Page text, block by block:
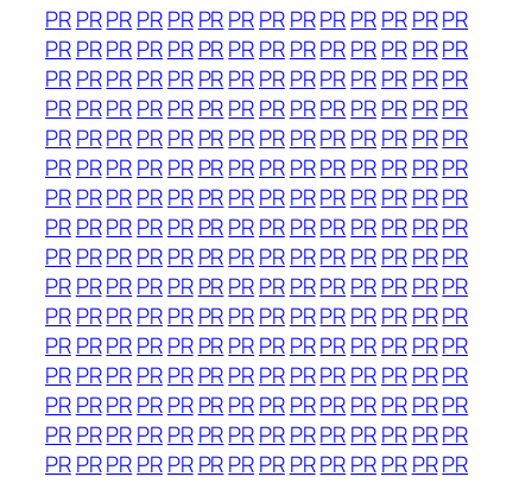
PRPRPRPRPR PRPRPRPRPRPRPR PRPR
PRPRPRPRPR PRPRPRPRPRPRPR PRPR
PRPRPRPRPR PRPRPRPRPRPRPR PRPR
PRPRPRPRPR PRPRPRPRPRPRPR PRPR
PRPRPRPRPR PRPRPRPRPRPRPR PRPR
PRPRPRPRPR PRPRPRPRPRPRPR PRPR
PRPRPRPRPR PRPRPRPRPRPRPR PRPR
PRPRPRPRPR PRPRPRPRPRPRPR PRPR
PRPRPRPRPR PRPRPRPRPRPRPR PRPR
PRPRPRPRPR PRPRPRPRPRPRPR PRPR
PRPRPRPRPR PRPRPRPRPRPRPR PRPR
PRPRPRPRPR PRPRPRPRPRPRPR PRPR
PRPRPRPRPR PRPRPRPRPRPRPR PRPR
PRPRPRPRPR PRPRPRPRPRPRPR PRPR
PRPRPRPRPR PRPRPRPRPRPRPR PRPR
PRPRPRPRPR PRPRPRPRPRPRPR PRPR